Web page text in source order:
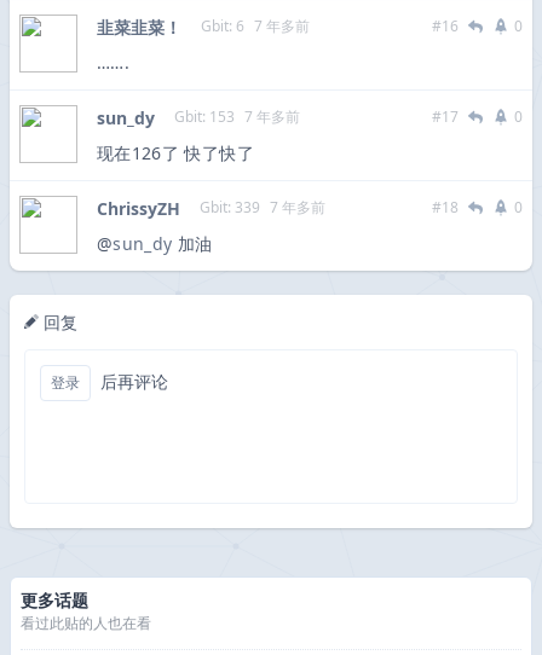
韭菜韭菜！ Gbit: 6 7 年多前 #16 0
…….
sun_dy Gbit: 153 7 年多前 #17 0
现在126了 快了快了
ChrissyZH Gbit: 339 7 年多前 #18 0
@sun_dy 加油
回复
登录 后再评论
更多话题
看过此贴的人也在看